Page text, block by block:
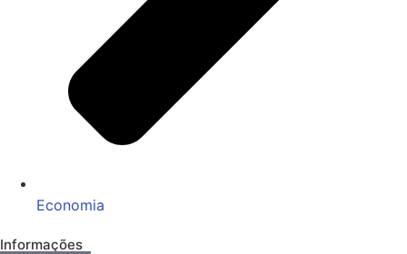
Economia
Informações